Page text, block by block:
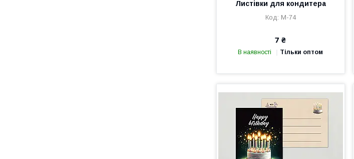
Листівки для кондитера
М-74
7 ₴
В наявності Тільки оптом